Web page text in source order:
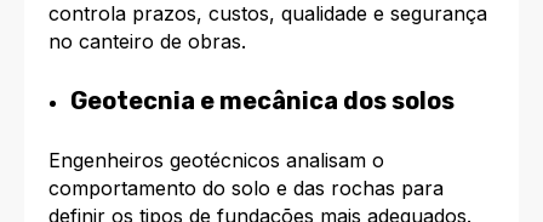
controla prazos, custos, qualidade e segurança
no canteiro de obras.
Geotecnia e mecânica dos solos
Engenheiros geotécnicos analisam o
comportamento do solo e das rochas para
definir os tipos de fundações mais adequados.